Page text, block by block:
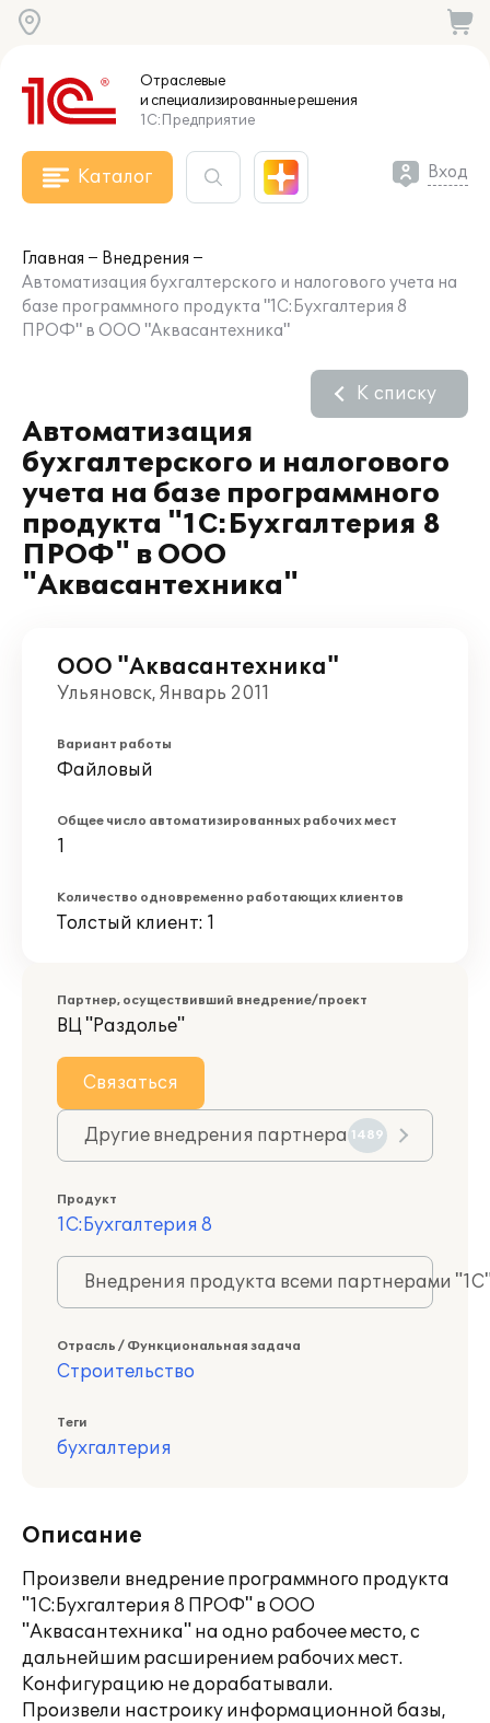
Отраслевые
и специализированныерешения
1С:Предприятие
Каталог Вход
Главная
Внедрения
Автоматизация бухгалтерского и налогового учета на
базе программного продукта "1С:Бухгалтерия 8
ПРОФ" в ООО "Аквасантехника"
Автоматизация
бухгалтерского и налогового
учета на базе программного
продукта "1С:Бухгалтерия 8
ПРОФ" в ООО
"Аквасантехника"
К списку
ООО "Аквасантехника"
Ульяновск, Январь 2011
Вариант работы
Файловый
Общее число автоматизированных рабочих мест
1
Количество одновременно работающих клиентов
Толстый клиент: 1
Партнер, осуществивший внедрение/проект
ВЦ "Раздолье"
Связаться
Другие внедрения партнера 1489
Продукт
1С:Бухгалтерия 8
Внедрения продукта всеми партнерами
Отрасль / Функциональная задача
Строительство
Теги
бухгалтерия
Описание
Произвели внедрение программного продукта
"1С:Бухгалтерия 8 ПРОФ" в ООО
"Аквасантехника" на одно рабочее место, с
дальнейшим расширением рабочих мест.
Конфигурацию не дорабатывали.
Произвели настроику информационной базы,